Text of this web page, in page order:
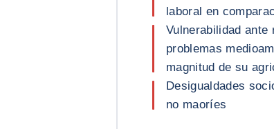
laboral en
Vulnerabilidad
problemas
magnitud de su
Desigualdades
no maoríes